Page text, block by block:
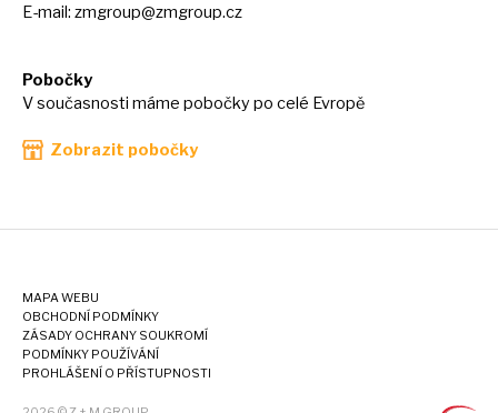
E-mail: zmgroup@zmgroup.cz
Pobočky
V současnosti máme pobočky po celé Evropě
Zobrazit pobočky
MAPA WEBU
OBCHODNÍ PODMÍNKY
ZÁSADY OCHRANY SOUKROMÍ
PODMÍNKY POUŽÍVÁNÍ
PROHLÁŠENÍ O PŘÍSTUPNOSTI